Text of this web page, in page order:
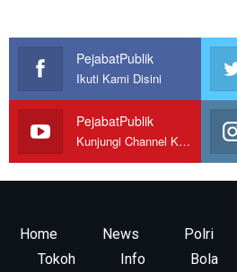
PejabatPublik
Ikuti Kami Disini
PejabatPublik
Kunjungi Channel Kami
Home News Polri
Tokoh
Info Bola